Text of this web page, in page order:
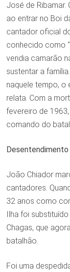
José de Ribamar.
ao entrar no Boi
cantador oficial
conhecido como
vendia camarão
sustentar a
naquele tempo, o
relata. Com a
fevereiro de
comando do
Desentendimento
João Chiador
cantadores.
32 anos como
Ilha foi
Chagas, que
batalhão.
Foi uma